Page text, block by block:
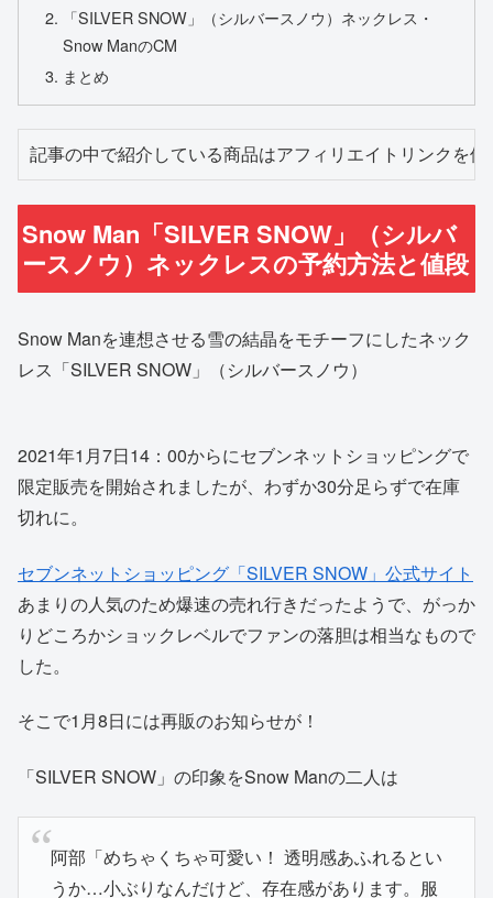
「SILVER SNOW」（シルバースノウ）ネックレス・
Snow ManのCM
まとめ
記事の中で紹介している商品はアフィリエイトリンクを
Snow Man「SILVER SNOW」（シルバ
ースノウ）ネックレスの予約方法と値段
Snow Manを連想させる雪の結晶をモチーフにしたネック
レス「SILVER SNOW」（シルバースノウ）
2021年1月7日14：00からにセブンネットショッピングで
限定販売を開始されましたが、わずか30分足らずで在庫
切れに。
セブンネットショッピング「SILVER SNOW」公式サイト
あまりの人気のため爆速の売れ行きだったようで、がっか
りどころかショックレベルでファンの落胆は相当なもので
した。
そこで1月8日には再販のお知らせが！
「SILVER SNOW」の印象をSnow Manの二人は
阿部「めちゃくちゃ可愛い！ 透明感あふれるとい
うか…小ぶりなんだけど、存在感があります。服